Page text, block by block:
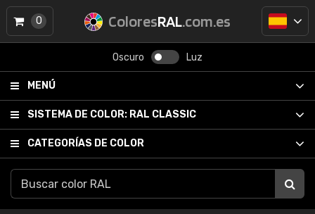
ColoresRAL.com.es
Oscuro Luz
MENÚ
SISTEMA DE COLOR: RAL CLASSIC
CATEGORÍAS DE COLOR
0